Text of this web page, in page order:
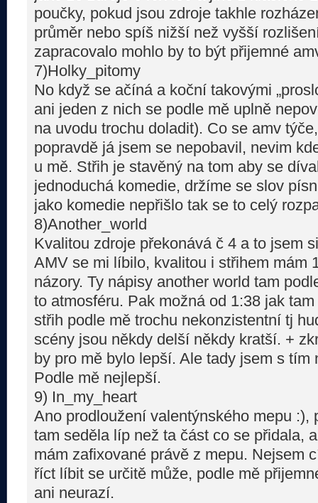
poučky, pokud jsou zdroje takhle
průměr nebo spíš nižší než vyšší
zapracovalo mohlo by to být přijemné
7)Holky_pitomy
No když se ačíná a koční takovými
ani jeden z nich se podle mě uplně
na uvodu trochu doladit). Co se amv
popravdě já jsem se nepobavil, nevim
u mě. Střih je stavěný na tom aby se
jednoduchá komedie, držíme se slov
jako komedie nepřišlo tak se to celý
8)Another_world
Kvalitou zdroje překonává č 4 a to jsem
AMV se mi líbilo, kvalitou i střihem mám
názory. Ty nápisy another world tam
to atmosféru. Pak možná od 1:38 jak
střih podle mě trochu nekonzistentní tj
scény jsou někdy delší někdy kratší. +
by pro mě bylo lepší. Ale tady jsem s tím
Podle mě nejlepší.
9) In_my_heart
Ano prodloužení valentýnského mepu :),
tam seděla líp než ta část co se přidala,
mám zafixované právě z mepu. Nejsem
říct líbit se určitě může, podle mě
ani neurazí.